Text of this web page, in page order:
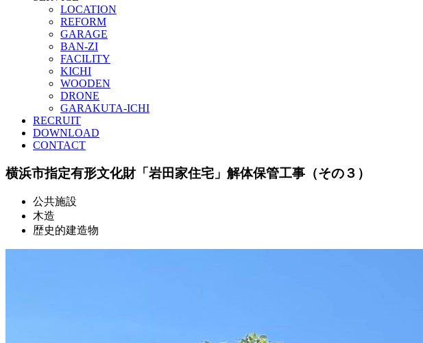
LOCATION
REFORM
GARAGE
BAN-ZI
FACILITY
KICHI
WOODEN
DRONE
GARAKUTA-ICHI
RECRUIT
DOWNLOAD
CONTACT
横浜市指定有形文化財「岩田家住宅」解体保管工事（その３）
公共施設
木造
歴史的建造物